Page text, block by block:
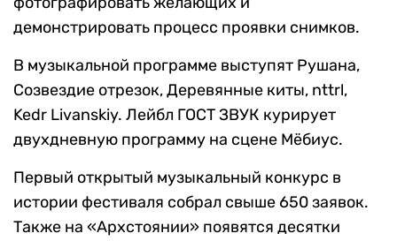
демонстрировать процесс проявки снимков.
В музыкальной программе выступят Рушана,
Созвездие отрезок, Деревянные киты, nttrl,
Kedr Livanskiy. Лейбл ГОСТ ЗВУК курирует
двухдневную программу на сцене Мёбиус.
Первый открытый музыкальный конкурс в
истории фестиваля собрал свыше 650 заявок.
Также на «Архстоянии» появятся десятки